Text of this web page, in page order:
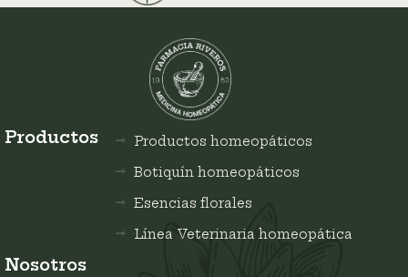
Productos
Productos homeopáticos
Botiquín homeopáticos
Esencias florales
Línea Veterinaria homeopática
Nosotros